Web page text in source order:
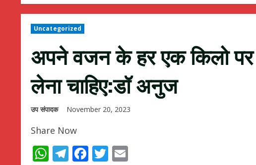
Uncategorized
अपने वजन के हर एक किलो पर
लेना चाहिए:डॉ अनुज
उप संपादक November 20, 2023
Share Now
WhatsApp
Telegram
Facebook
Twitter